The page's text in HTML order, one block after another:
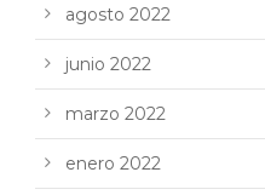
agosto 2022
junio 2022
marzo 2022
enero 2022